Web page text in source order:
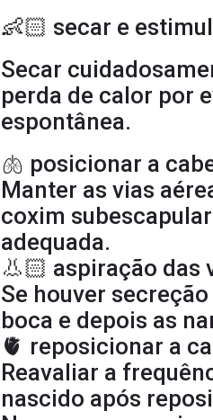
👶🏻 secar e
Secar
perda de calor por
espontânea.
🫁 posicionar a
Manter as vias
coxim
adequada.
👃🏻 aspiração das
Se houver
boca e depois as
🫀 reposicionar a
Reavaliar a
nascido após